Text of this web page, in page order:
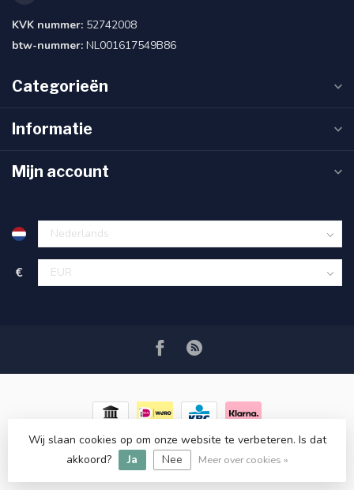
KVK nummer: 52742008
btw-nummer: NL001617549B86
Categorieën
Informatie
Mijn account
€
© Copyright 2026 RC COSMETICS- Powered byLightspeed-
Lightspeed design
Dyvelopment
Wij slaan cookies op om onze website te verbeteren. Is dat
akkoord?
Ja Nee Meer over cookies »